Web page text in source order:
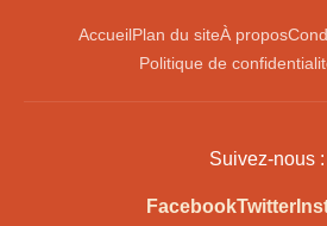
AccueilPlan du siteÀ propos
Politique de
Suivez-nous :
FacebookTwitter